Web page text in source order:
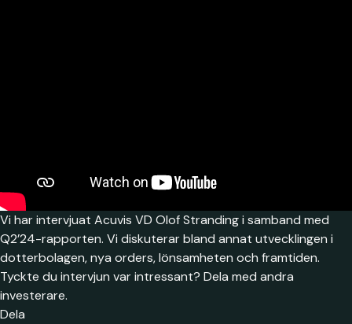
Vi har intervjuat Acuvis VD Olof Stranding i samband med
Q2’24-rapporten. Vi diskuterar bland annat utvecklingen i
dotterbolagen, nya orders, lönsamheten och framtiden.
Tyckte du intervjun var intressant? Dela med andra
investerare.
Dela